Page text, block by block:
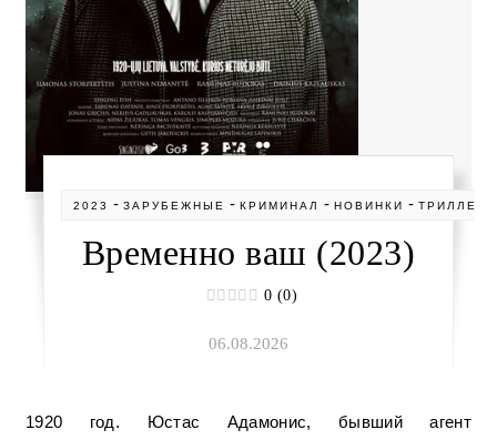
2023 -ЗАРУБЕЖНЫЕ -КРИМИНАЛ -НОВИНКИ -
Временно ваш (2023)
0 (0)
06.08.2026
1920 год. Юстас Адамонис, бывший агент